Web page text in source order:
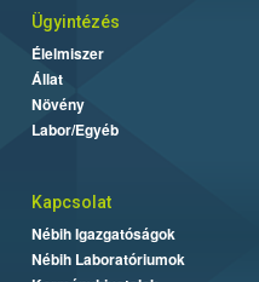
Ügyintézés
Élelmiszer
Állat
Növény
Labor/Egyéb
Kapcsolat
Nébih Igazgatóságok
Nébih Laboratóriumok